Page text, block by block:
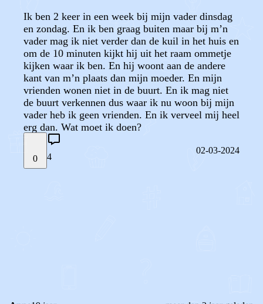
Ik ben 2 keer in een week bij mijn vader dinsdag
en zondag. En ik ben graag buiten maar bij m’n
vader mag ik niet verder dan de kuil in het huis en
om de 10 minuten kijkt hij uit het raam ommetje
kijken waar ik ben. En hij woont aan de andere
kant van m’n plaats dan mijn moeder. En mijn
vrienden wonen niet in de buurt. En ik mag niet
de buurt verkennen dus waar ik nu woon bij mijn
vader heb ik geen vrienden. En ik verveel mij heel
erg dan. Wat moet ik doen?
0 4
02-03-2024